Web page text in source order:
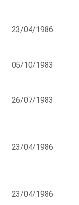
23/04/1986
05/10/1983
26/07/1983
23/04/1986
23/04/1986